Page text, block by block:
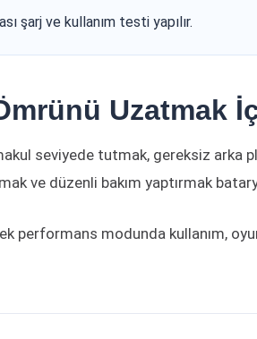
şarj ve kullanım testi yapılır.
Uzatmak
seviyede tutmak, gereksiz arka
ve düzenli bakım yaptırmak
performans modunda kullanım,